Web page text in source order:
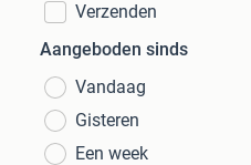
Verzenden
Aangeboden sinds
Vandaag
Gisteren
Een week